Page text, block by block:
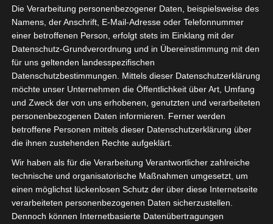
ÜBER MICH
Die Verarbeitung personenbezogener Daten, beispielsweise des
Namens, der Anschrift, E-Mail-Adresse oder Telefonnummer
einer betroffenen Person, erfolgt stets im Einklang mit der
Datenschutz-Grundverordnung und in Übereinstimmung mit den
für uns geltenden landesspezifischen
Datenschutzbestimmungen. Mittels dieser Datenschutzerklärung
möchte unser Unternehmen die Öffentlichkeit über Art, Umfang
und Zweck der von uns erhobenen, genutzten und verarbeiteten
personenbezogenen Daten informieren. Ferner werden
betroffene Personen mittels dieser Datenschutzerklärung über
die ihnen zustehenden Rechte aufgeklärt.
Wir haben als für die Verarbeitung Verantwortlicher zahlreiche
technische und organisatorische Maßnahmen umgesetzt, um
einen möglichst lückenlosen Schutz der über diese Internetseite
verarbeiteten personenbezogenen Daten sicherzustellen.
Dennoch können Internetbasierte Datenübertragungen